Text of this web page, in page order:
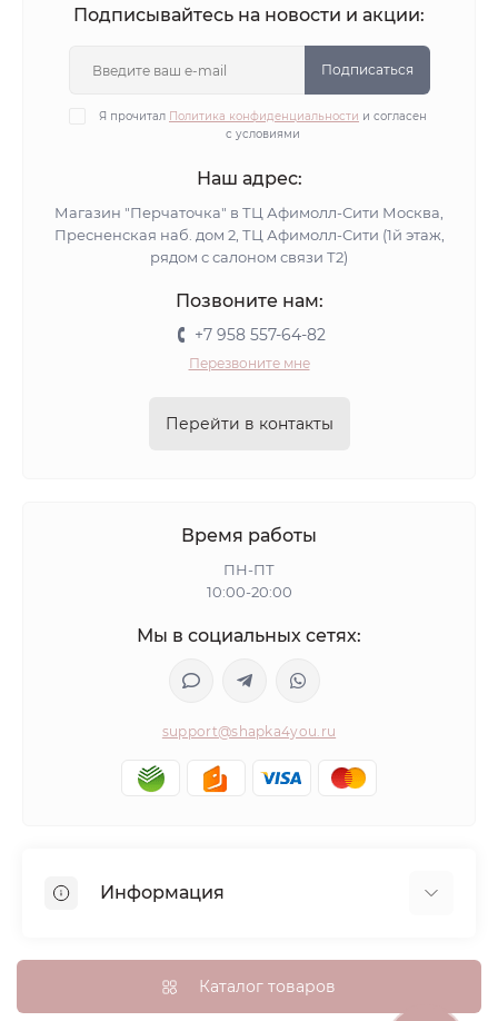
Подписывайтесь на новости и акции:
Подписаться
Я прочитал Политика конфиденциальности и согласен
с условиями
Наш адрес:
Магазин "Перчаточка" в ТЦ Афимолл-Сити Москва,
Пресненская наб. дом 2, ТЦ Афимолл-Сити (1й этаж,
рядом с салоном связи Т2)
Позвоните нам:
+7 958 557-64-82
Перезвоните мне
Перейти в контакты
Время работы
ПН-ПТ
10:00-20:00
Мы в социальных сетях:
support@shapka4you.ru
Информация
Доставка, оплата и бонусные баллы
Гарантия возврата
Каталог товаров